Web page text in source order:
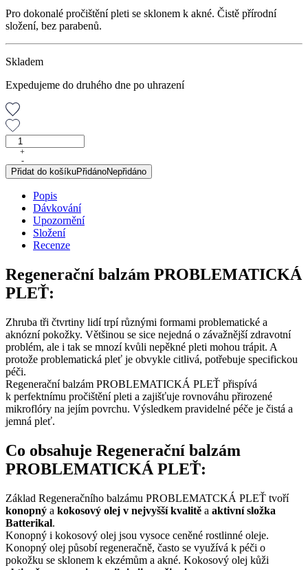
Pro dokonalé pročištění pleti se sklonem k akné. Čistě přírodní
složení, bez parabenů.
Skladem
Expedujeme do druhého dne po uhrazení
Regenerační
balzám
PROBLEMATICKÁ
PLEŤ,
množství
+
-
Přidat do košíkuPřidánoNepřidáno
Popis
Dávkování
Upozornění
Složení
Recenze
Regenerační balzám PROBLEMATICKÁ
PLEŤ:
Zhruba tři čtvrtiny lidí trpí různými formami problematické a
aknózní pokožky. Většinou se sice nejedná o závažnější zdravotní
problém, ale i tak se mnozí kvůli nepěkné pleti mohou trápit. A
protože problematická pleť je obvykle citlivá, potřebuje specifickou
péči.
Regenerační balzám PROBLEMATICKÁ PLEŤ přispívá
k perfektnímu pročištění pleti a zajišťuje rovnováhu přirozené
mikroflóry na jejím povrchu. Výsledkem pravidelné péče je čistá a
jemná pleť.
Co obsahuje Regenerační balzám
PROBLEMATICKÁ PLEŤ:
Základ Regeneračního balzámu PROBLEMATCKÁ PLEŤ tvoří
konopný a kokosový olej v nejvyšší kvalitě a aktivní složka
Batterikal.
Konopný i kokosový olej jsou vysoce ceněné rostlinné oleje.
Konopný olej působí regeneračně, často se využívá k péči o
pokožku se sklonem k ekzémům a akné. Kokosový olej kůži